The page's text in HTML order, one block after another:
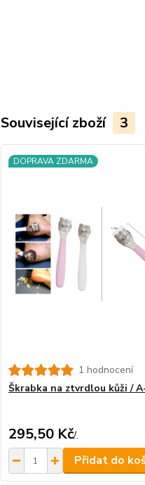
Související zboží 3
DOPRAVA ZDARMA
1 hodnocení
Škrabka na ztvrdlou kůži /
295,50 Kč/.
Přidat do